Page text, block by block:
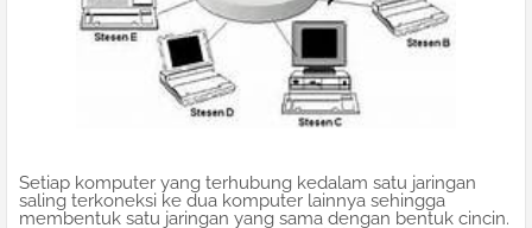
Setiap komputer yang terhubung kedalam satu jaringan
saling terkoneksi ke dua komputer lainnya sehingga
membentuk satu jaringan yang sama dengan bentuk cincin.